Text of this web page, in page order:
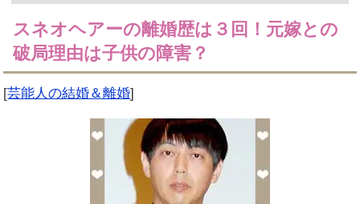
スネオヘアーの離婚歴は３回！元嫁との
破局理由は子供の障害？
[芸能人の結婚＆離婚]